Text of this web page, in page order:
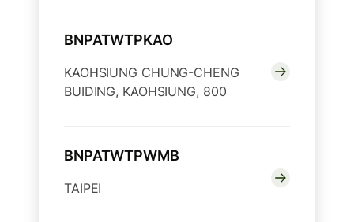
BNPATWTPKAO
KAOHSIUNG CHUNG-CHENG
BUIDING, KAOHSIUNG, 800
BNPATWTPWMB
TAIPEI